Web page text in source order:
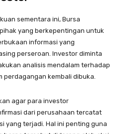
sementara ini, Bursa
yang berkepentingan untuk
informasi yang
perseroan. Investor diminta
analisis mendalam terhadap
perdagangan kembali dibuka.
agar para investor
dari perusahaan tercatat
yang terjadi. Hal ini penting guna